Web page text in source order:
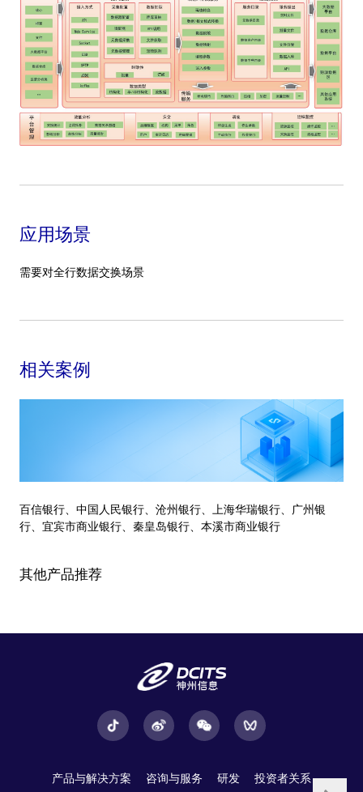
应用场景
需要对全行数据交换场景
相关案例
百信银行、中国人民银行、沧州银行、上海华瑞银行、广州银
行、宜宾市商业银行、秦皇岛银行、本溪市商业银行
其他产品推荐
产品与解决方案 咨询与服务 研发 投资者关系